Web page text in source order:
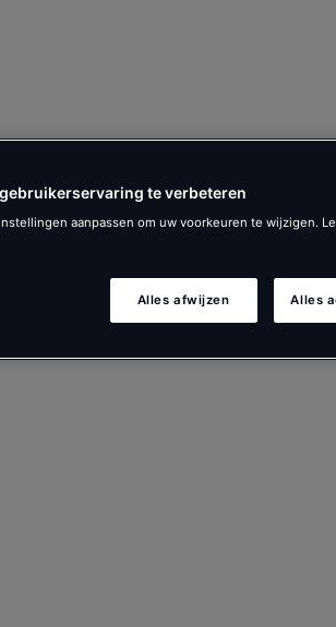
te verbeteren
aanpassen om uw voorkeuren te wijzigen.
Alles afwijzen Alles